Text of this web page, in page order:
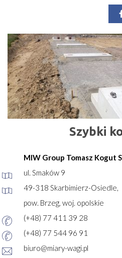
Szybki
MIW Group Tomasz Kogut
ul. Smaków 9
49-318 Skarbimierz-Osiedle,
pow. Brzeg, woj. opolskie
(+48) 77 411 39 28
(+48) 77 544 96 91
biuro@miary-wagi.pl